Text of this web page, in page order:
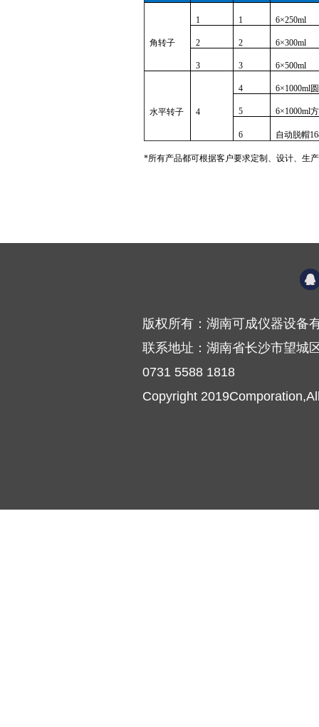
角转子
1 1 6×250ml
2 2 6×300ml
3 3 6×500ml
水平转子 4
4 6×1000ml
5 6×1000ml
6 自动脱帽
*所有产品都可根据客户要求定制、 设计、生产
版权所有：湖南可成仪器设备
联系地址：湖南省长沙市望城
0731 5588 1818
Copyright